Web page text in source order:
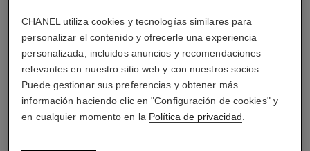
mantenimiento
instrucciones
CHANEL utiliza cookies y tecnologías similares para
personalizar el contenido y ofrecerle una experiencia
personalizada, incluidos anuncios y recomendaciones
relevantes en nuestro sitio web y con nuestros socios.
Puede gestionar sus preferencias y obtener más
información haciendo clic en "Configuración de cookies" y
en cualquier momento en la Política de privacidad